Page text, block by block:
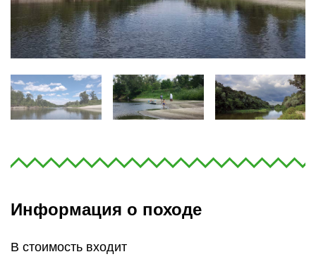
Информация о походе
В стоимость входит